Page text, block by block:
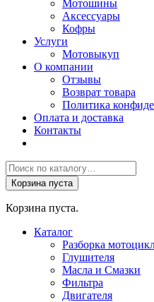
Мотошины
Аксессуары
Кофры
Услуги
Мотовыкуп
О компании
Отзывы
Возврат товара
Политика
Оплата и доставка
Контакты
Поиск
товаров
Корзина пуста
Корзина пуста.
Каталог
Разборка
Глушителя
Масла и Смазки
Фильтра
Двигателя